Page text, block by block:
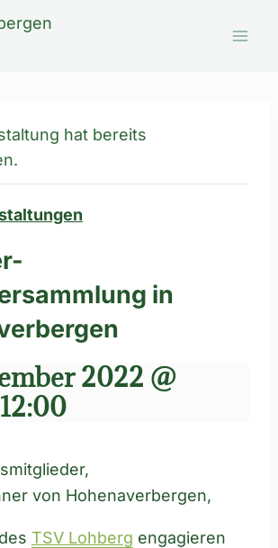
hat bereits
in
2022 @
12:00
von Hohenaverbergen,
TSV Lohberg engagieren